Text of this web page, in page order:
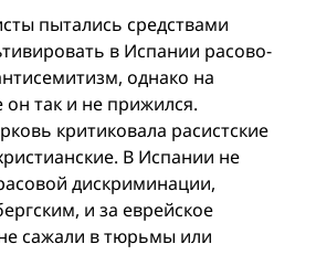
пытались средствами
в Испании расово-
однако на
он так и не прижился.
критиковала расистские
В Испании не
дискриминации,
и за еврейское
сажали в тюрьмы или